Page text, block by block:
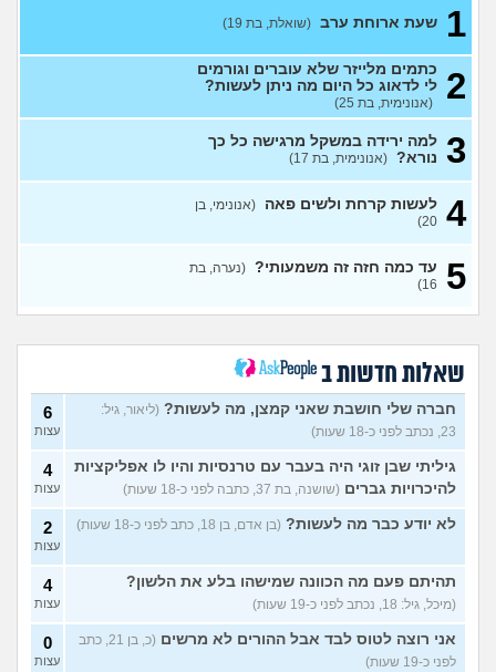
איך לעזור לאישתי לאהוב את
יש לי נשירת סטרס ואני נכנסת
לשנה קשה יותר מה אני עושה?
(אנונימית מתולתלת, בת 16)
הן לא אוהבות את זה?
(אריה, בן 26)
איך להתמודד עם הערות על
המשקל שלי?
(אישה, בת 21)
על ריח רע מהנרתיק
(אינה,
בת 32)
מהי האינדיקציה ההכי טובה
11
אני מתבייש ולא יודע מה
לעשות בקיץ בים או בריכה
(אנונימי, בן 13)
רופא שיניים נזף בי, דמעתי כל
הטיפול
(תות, בת 34)
6
עד כמה אני מבלבלת בנות
באופן הלבוש שלי והדיבור שלי,
צריכה עצה
(עדן, בת 24)
4
עצות
האם אימוני קליסטניקס באמת
טובים יותר?
(מתלבט, בן 32)
4
עצות
בת 16, והשיער שלי ממש נושר
ואני לא יודעת מה לעשות?
(אליאנה, בת 16)
1 שעת ארוחת ערב (שואלת, בת 19)
2
כתמים מלייזר שלא עוברים וגורמים
לי לדאוג כל היום מה ניתן לעשות?
(אנונימית, בת 25)
3 למה ירידה במשקל מרגישה כל כך
נורא? (אנונימית, בת 17)
4 לעשות קרחת ולשים פאה (אנונימי, בן
20)
5 עד כמה חזה זה משמעותי? (נערה, בת
16)
שאלות חדשות ב
חברה שלי חושבת שאני קמצן, מה לעשות? (ליאור, גיל:
23, נכתב לפני כ-18 שעות)
6
עצות
גיליתי שבן זוגי היה בעבר עם טרנסיות והיו לו אפליקציות
להיכרויות גברים (שושנה, בת 37, כתבה לפני כ-18 שעות)
4
עצות
לא יודע כבר מה לעשות? (בן אדם, בן 18, כתב לפני כ-18 שעות) 2
עצות
תהיתם פעם מה הכוונה שמישהו בלע את הלשון?
(מיכל, גיל: 18, נכתב לפני כ-19 שעות)
4
עצות
אני רוצה לטוס לבד אבל ההורים לא מרשים
(כ, בן 21, כתב
לפני כ-19 שעות)
0
עצות